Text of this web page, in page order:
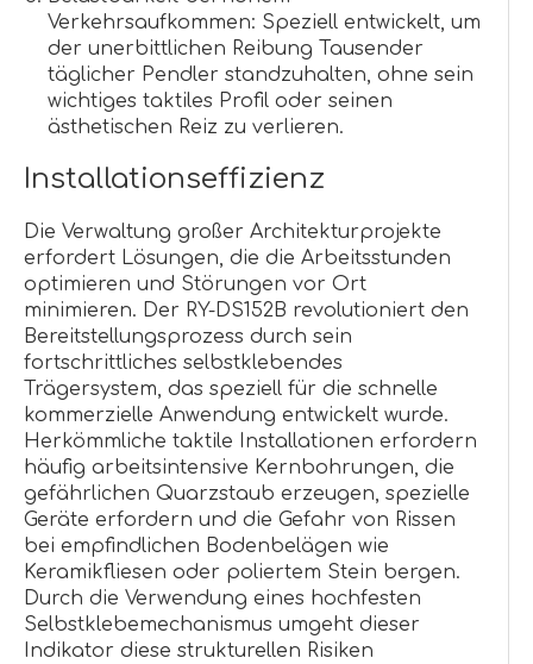
Verkehrsaufkommen: Speziell entwickelt, um
der unerbittlichen Reibung Tausender
täglicher Pendler standzuhalten, ohne sein
wichtiges taktiles Profil oder seinen
ästhetischen Reiz zu verlieren.
Installationseffizienz
Die Verwaltung großer Architekturprojekte
erfordert Lösungen, die die Arbeitsstunden
optimieren und Störungen vor Ort
minimieren. Der RY-DS152B revolutioniert den
Bereitstellungsprozess durch sein
fortschrittliches selbstklebendes
Trägersystem, das speziell für die schnelle
kommerzielle Anwendung entwickelt wurde.
Herkömmliche taktile Installationen erfordern
häufig arbeitsintensive Kernbohrungen, die
gefährlichen Quarzstaub erzeugen, spezielle
Geräte erfordern und die Gefahr von Rissen
bei empfindlichen Bodenbelägen wie
Keramikfliesen oder poliertem Stein bergen.
Durch die Verwendung eines hochfesten
Selbstklebemechanismus umgeht dieser
Indikator diese strukturellen Risiken